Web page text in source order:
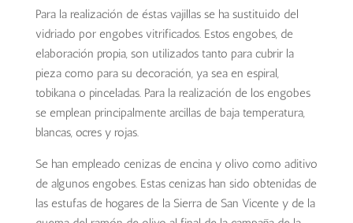
Para la realización de éstas vajillas se ha sustituido del
vidriado por engobes vitrificados. Estos engobes, de
elaboración propia, son utilizados tanto para cubrir la
pieza como para su decoración, ya sea en espiral,
tobikana o pinceladas. Para la realización de los engobes
se emplean principalmente arcillas de baja temperatura,
blancas, ocres y rojas.
Se han empleado cenizas de encina y olivo como aditivo
de algunos engobes. Estas cenizas han sido obtenidas de
las estufas de hogares de la Sierra de San Vicente y de la